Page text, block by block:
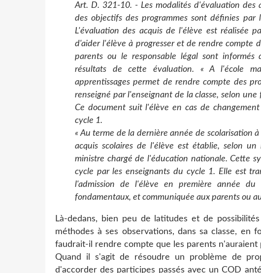
Art. D. 321-10. - Les modalités d'évaluation des
des objectifs des programmes sont définies par
L'évaluation des acquis de l'élève est réalisée
d'aider l'élève à progresser et de rendre compte
parents ou le responsable légal sont informés
résultats de cette évaluation. « A l'école
apprentissages permet de rendre compte des
renseigné par l'enseignant de la classe, selon
Ce document suit l'élève en cas de
cycle 1.
« Au terme de la dernière année de scolarisation
acquis scolaires de l'élève est établie, selon
ministre chargé de l'éducation nationale. Cette
cycle par les enseignants du cycle 1. Elle est
l'admission de l'élève en première année du
fondamentaux, et communiquée aux parents ou
Là-dedans, bien peu de latitudes et de
méthodes à ses observations, dans sa classe, en
faudrait-il rendre compte que les parents n'auraient
Quand il s'agit de résoudre un problème de
d'accorder des participes passés avec un COD